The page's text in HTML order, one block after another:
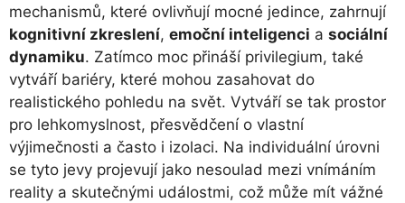
mechanismů, které ovlivňují mocné jedince, zahrnují
kognitivní zkreslení, emoční inteligenci a sociální
dynamiku. Zatímco moc přináší privilegium, také
vytváří bariéry, které mohou zasahovat do
realistického pohledu na svět. Vytváří se tak prostor
pro lehkomyslnost, přesvědčení o vlastní
výjimečnosti a často i izolaci. Na individuální úrovni
se tyto jevy projevují jako nesoulad mezi vnímáním
reality a skutečnými událostmi, což může mít vážné